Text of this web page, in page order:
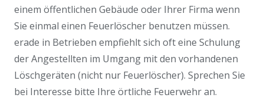
einem öffentlichen Gebäude oder Ihrer Firma wenn
Sie einmal einen Feuerlöscher benutzen müssen.
erade in Betrieben empfiehlt sich oft eine Schulung
der Angestellten im Umgang mit den vorhandenen
Löschgeräten (nicht nur Feuerlöscher). Sprechen Sie
bei Interesse bitte Ihre örtliche Feuerwehr an.